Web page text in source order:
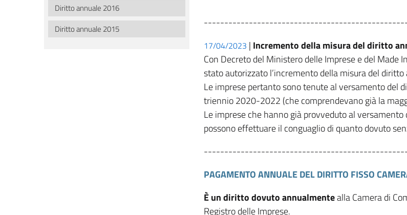
Diritto annuale 2016
Diritto annuale 2015
17/04/2023 | Incremento della misura del diritto
Con Decreto del Ministero delle Imprese e del
stato autorizzato l’incremento della misura del
Le imprese pertanto sono tenute al versamento del
triennio 2020-2022 (che comprendevano già la
Le imprese che hanno già provveduto al
possono effettuare il conguaglio di quanto dovuto
PAGAMENTO ANNUALE DEL DIRITTO FISSO
È un diritto dovuto annualmentealla Camera di
Registro delle Imprese.